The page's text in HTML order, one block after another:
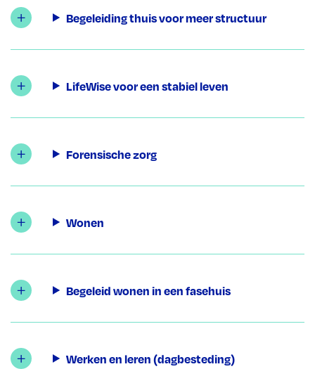
Begeleiding thuis voor meer structuur
LifeWise voor een stabiel leven
Forensische zorg
Wonen
Begeleid wonen in een fasehuis
Werken en leren (dagbesteding)